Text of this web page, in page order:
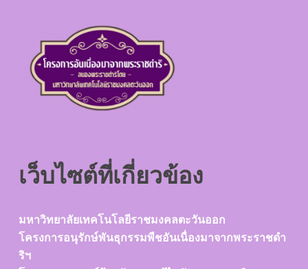
เว็บไซต์ที่เกี่ยวข้อง
มหาวิทยาลัยเทคโนโลยีราชมงคลตะวันออก
โครงการอนุรักษ์พันธุกรรมพืชอันเนื่องมาจากพระราชดำ
ริฯ